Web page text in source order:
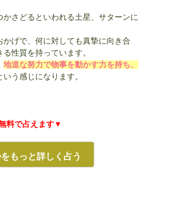
さどるといわれる土星、サターンに
げで、何に対しても真摯に向き合
性質を持っています。
地道な努力で物事を動かす力を持ち、
いう感じになります。
料で占えます▼
もっと詳しく占う